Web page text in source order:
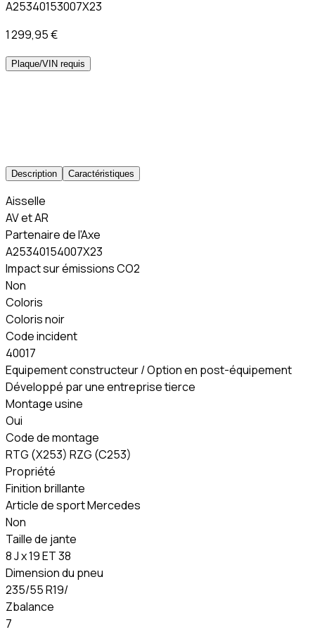
A25340153007X23
1 299,95 €
Plaque/VIN requis
Description Caractéristiques
Aisselle
AV et AR
Partenaire de l'Axe
A25340154007X23
Impact sur émissions CO2
Non
Coloris
Coloris noir
Code incident
40017
Equipement constructeur / Option en post-équipement
Développé par une entreprise tierce
Montage usine
Oui
Code de montage
RTG (X253) RZG (C253)
Propriété
Finition brillante
Article de sport Mercedes
Non
Taille de jante
8 J x 19 ET 38
Dimension du pneu
235/55 R19/
Zbalance
7